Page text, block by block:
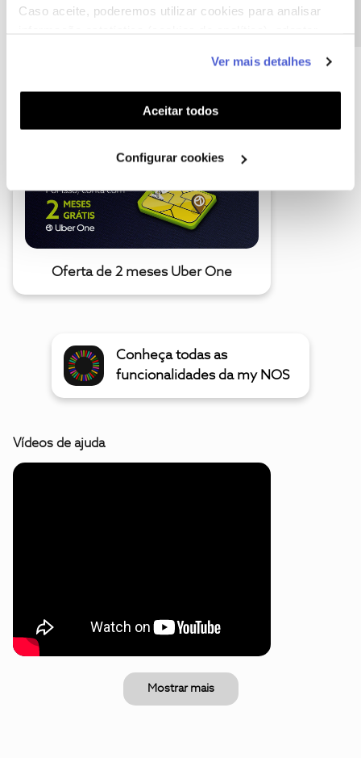
Caso aceite, poderemos utilizar cookies para analisar
funcionalidades (cookies de personalização e
funcionalidade) e adaptar anúncios aos seus interesses
(cookies de publicidade personalizada). Pode gerir a
utilização dos cookies clicando em "Configurar
Ver mais detalhes
Aceitar todos
Configurar cookies
Oferta de 2 meses Uber One
Conheça todas as
funcionalidades da my NOS
Vídeos de ajuda
Mostrar mais